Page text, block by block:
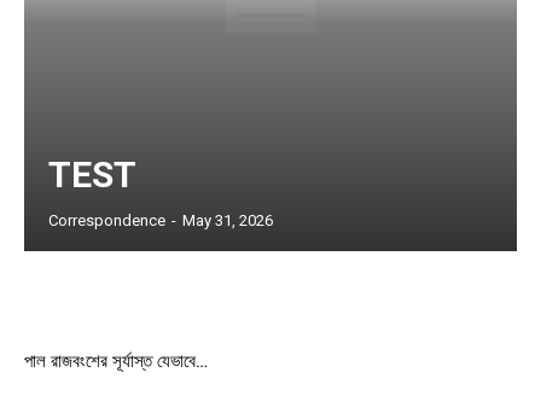
Free limited access
TEST
Correspondence - May 31, 2026
পাল রাজবংশের সূর্যাস্ত যেভাবে…